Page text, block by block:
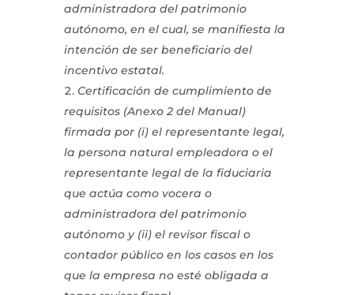
administradora del patrimonio
autónomo, en el cual, se manifiesta la
intención de ser beneficiario del
incentivo estatal.
Certificación de cumplimiento de
requisitos (Anexo 2 del Manual)
firmada por (i) el representante legal,
la persona natural empleadora o el
representante legal de la fiduciaria
que actúa como vocera o
administradora del patrimonio
autónomo y (ii) el revisor fiscal o
contador público en los casos en los
que la empresa no esté obligada a